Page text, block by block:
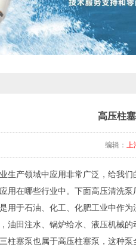
高压柱
编辑： 上
生产领域中应用非常广泛，给我
用在哪些行业中。下面高压清洗泵
用于石油、化工、化肥工业中作
油田注水、锅炉给水、液压机械
柱塞泵也属于高压柱塞泵，这种